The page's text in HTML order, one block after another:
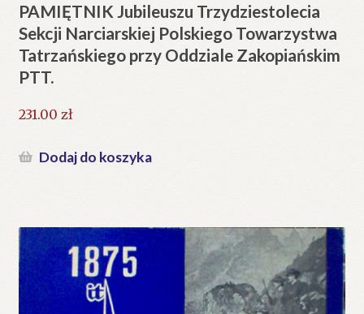
PAMIĘTNIK Jubileuszu Trzydziestolecia
Sekcji Narciarskiej Polskiego Towarzystwa
Tatrzańskiego przy Oddziale Zakopiańskim
PTT.
231.00 zł
Dodaj do koszyka